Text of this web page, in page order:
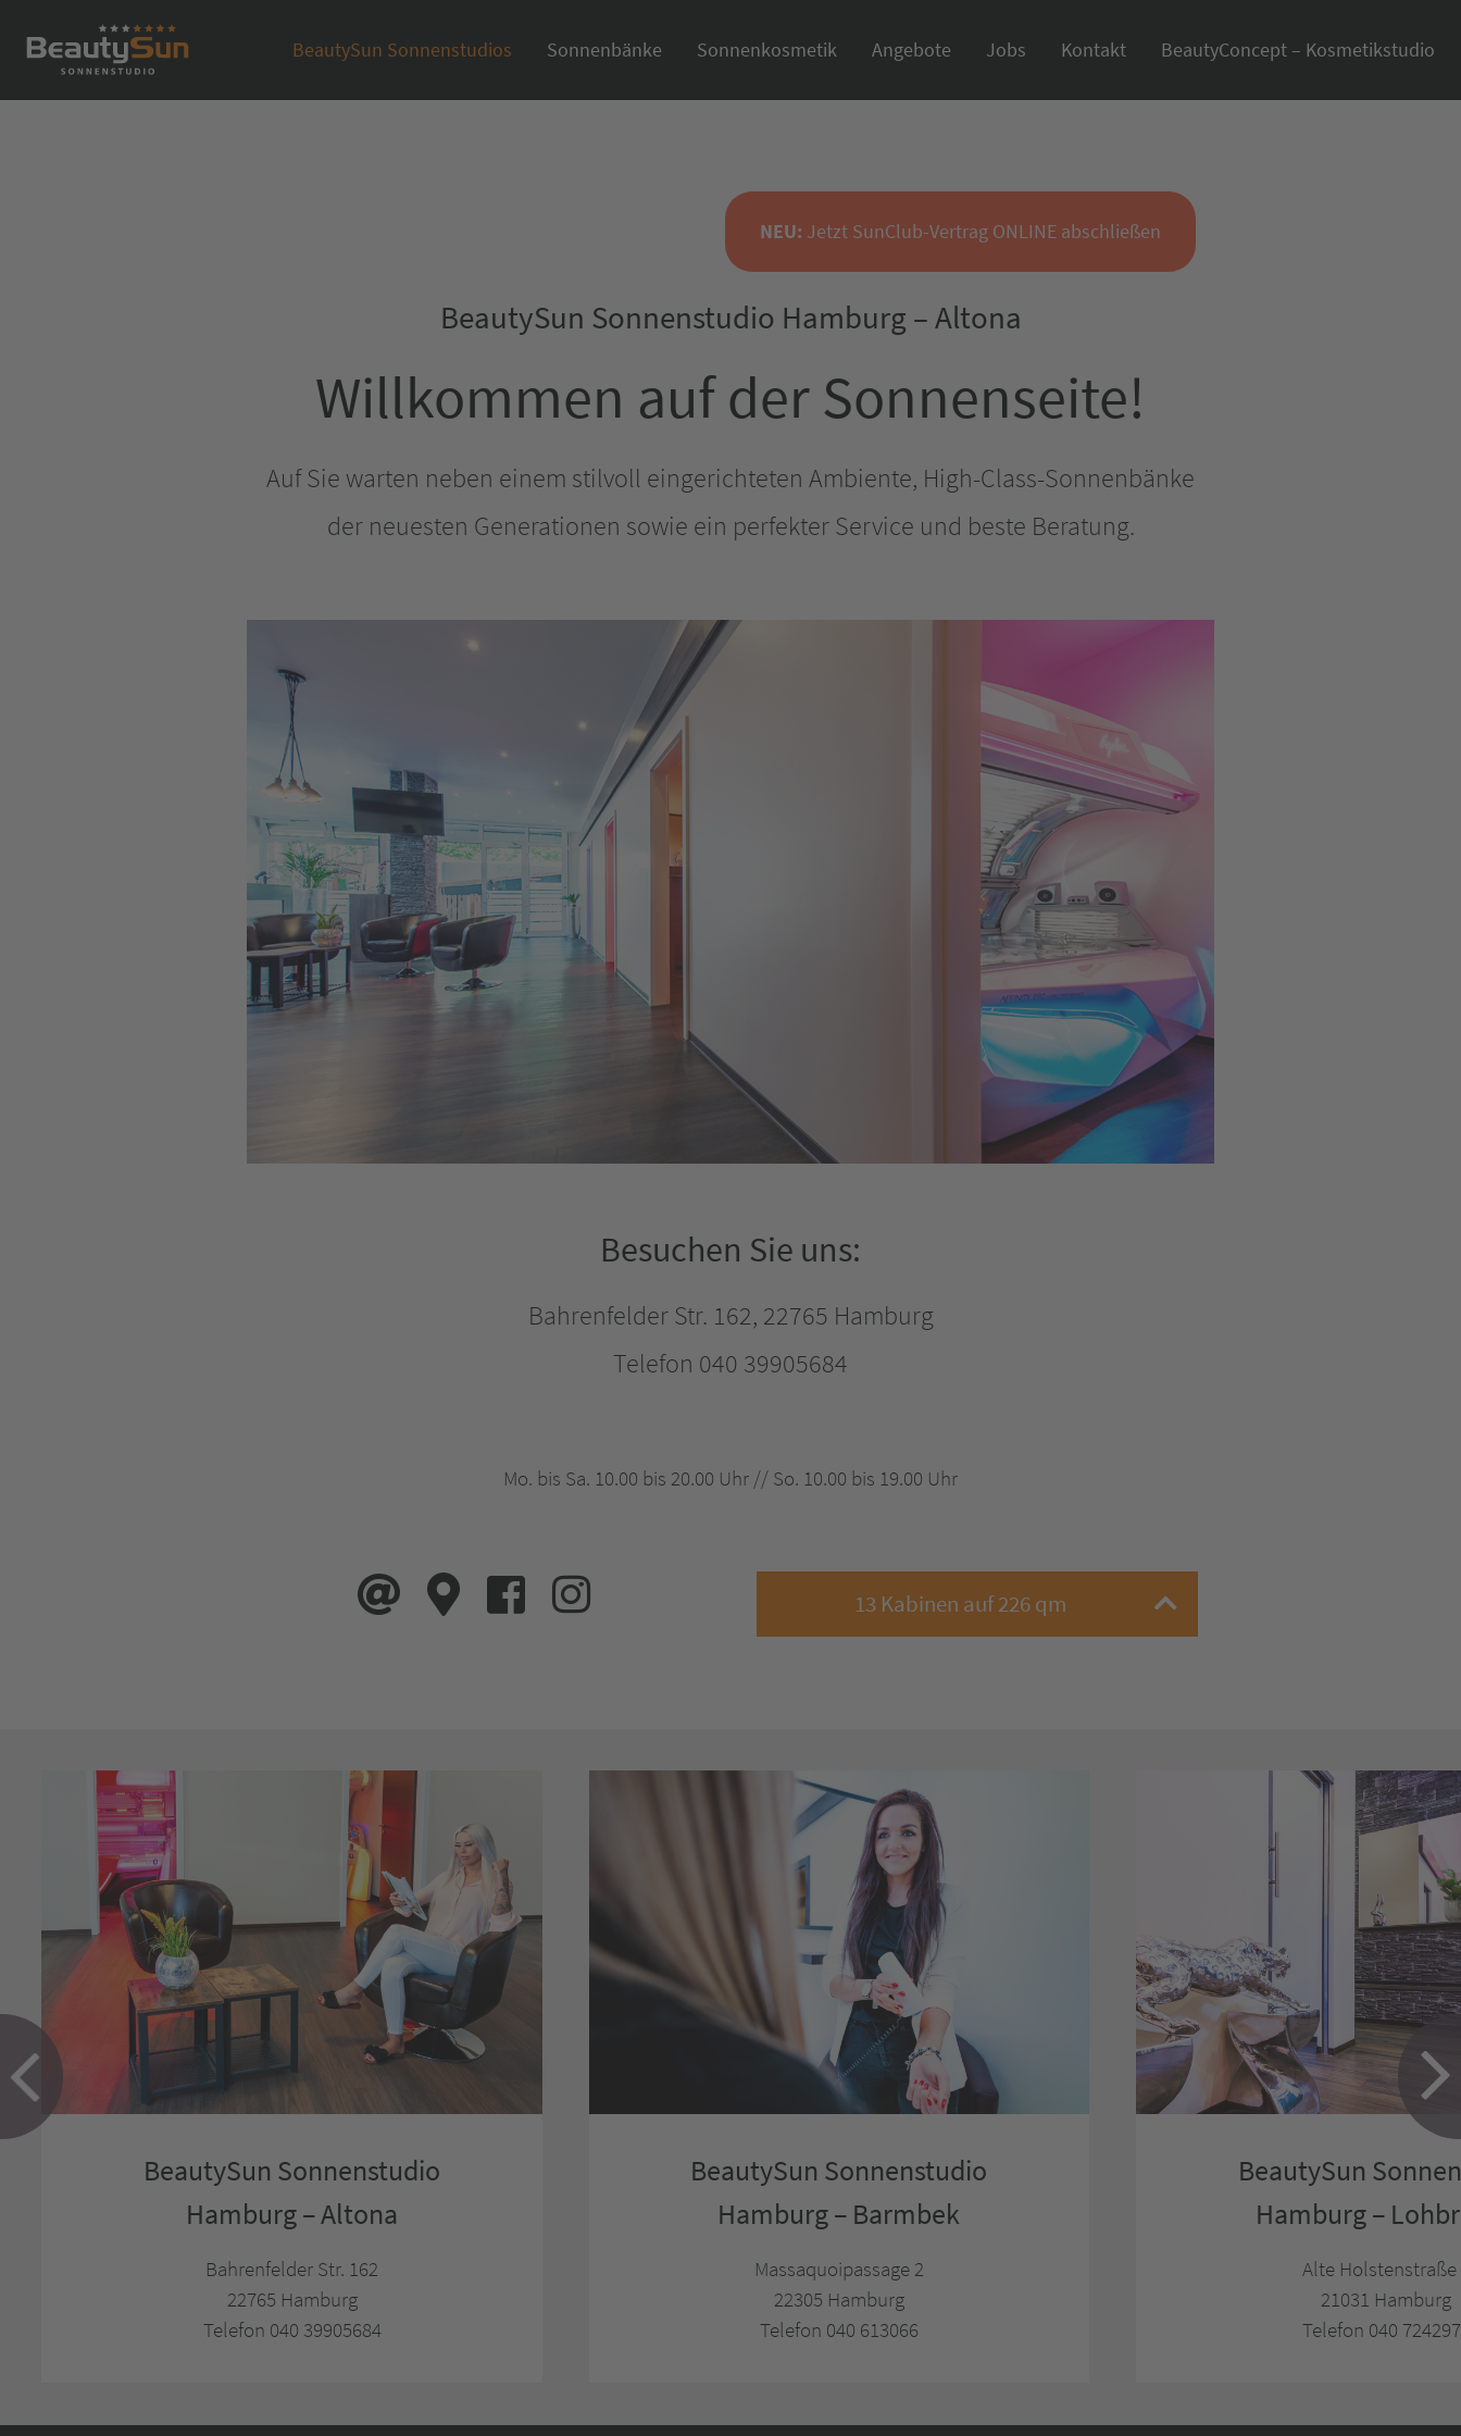
BeautySun Sonnenstudios Sonnenbänke Sonnenkosmetik Angebote Jobs Kontakt BeautyConcept – Kosmetikstudio
NEU: Jetzt SunClub-Vertrag ONLINE abschließen
BeautySun Sonnenstudio Hamburg – Altona
Willkommen auf der Sonnenseite!
Auf Sie warten neben einem stilvoll eingerichteten Ambiente, High-Class-Sonnenbänke
der neuesten Generationen sowie ein perfekter Service und beste Beratung.
Besuchen Sie uns:
Bahrenfelder Str. 162, 22765 Hamburg
Telefon 040 39905684
Mo. bis Sa. 10.00 bis 20.00 Uhr // So. 10.00 bis 19.00 Uhr
13 Kabinen auf 226 qm
BeautySun Sonnenstudio
Hamburg – Altona
Bahrenfelder Str. 162
22765 Hamburg
Telefon 040 39905684
BeautySun Sonnenstudio
Hamburg – Barmbek
Massaquoipassage 2
22305 Hamburg
Telefon 040 613066
BeautySun
Hamburg –
Alte Holstenstraße
21031 Hamburg
Telefon 040